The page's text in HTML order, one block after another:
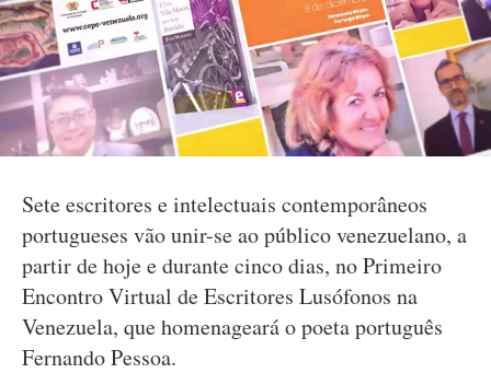
Sete escritores e intelectuais contemporâneos
portugueses vão unir-se ao público venezuelano, a
partir de hoje e durante cinco dias, no Primeiro
Encontro Virtual de Escritores Lusófonos na
Venezuela, que homenageará o poeta português
Fernando Pessoa.